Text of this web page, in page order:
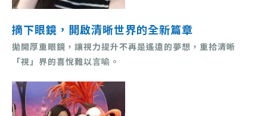
摘下眼鏡，開啟清晰世界的全新篇章
拋開厚重眼鏡，讓視力提升不再是遙遠的夢想，重拾清晰
「視」界的喜悅難以言喻。